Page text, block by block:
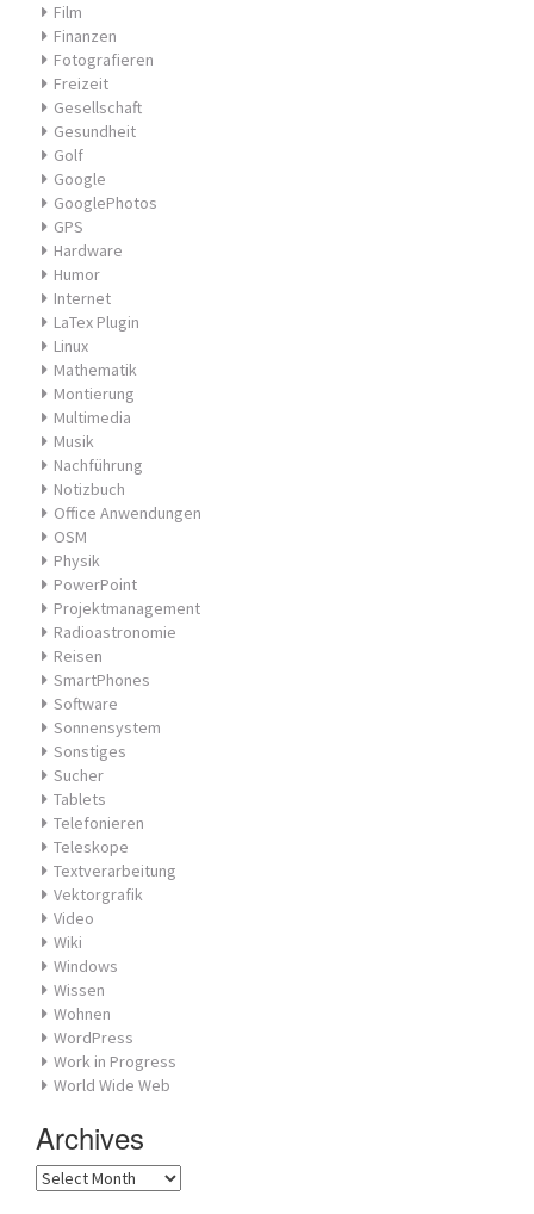
Film
Finanzen
Fotografieren
Freizeit
Gesellschaft
Gesundheit
Golf
Google
GooglePhotos
GPS
Hardware
Humor
Internet
LaTex Plugin
Linux
Mathematik
Montierung
Multimedia
Musik
Nachführung
Notizbuch
Office Anwendungen
OSM
Physik
PowerPoint
Projektmanagement
Radioastronomie
Reisen
SmartPhones
Software
Sonnensystem
Sonstiges
Sucher
Tablets
Telefonieren
Teleskope
Textverarbeitung
Vektorgrafik
Video
Wiki
Windows
Wissen
Wohnen
WordPress
Work in Progress
World Wide Web
Archives
Archives